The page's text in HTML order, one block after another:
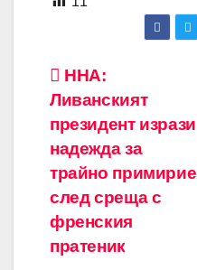
Навигация
ННА:
Ливанският
президент изрази
надежда за
трайно примирие
след среща с
френския
пратеник